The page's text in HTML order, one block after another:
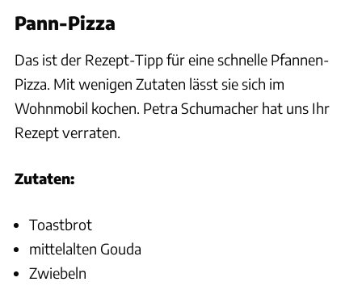
Pann-Pizza
Das ist der Rezept-Tipp für eine schnelle Pfannen-
Pizza. Mit wenigen Zutaten lässt sie sich im
Wohnmobil kochen. Petra Schumacher hat uns Ihr
Rezept verraten.
Zutaten:
Toastbrot
mittelalten Gouda
Zwiebeln